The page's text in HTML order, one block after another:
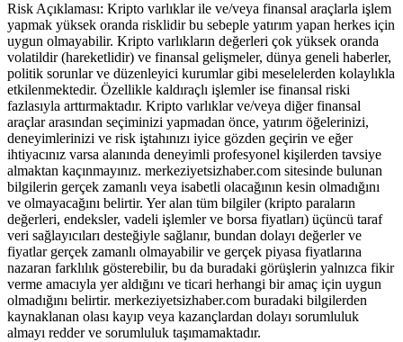
Risk Açıklaması: Kripto varlıklar ile ve/veya finansal araçlarla işlem
yapmak yüksek oranda risklidir bu sebeple yatırım yapan herkes için
uygun olmayabilir. Kripto varlıkların değerleri çok yüksek oranda
volatildir (hareketlidir) ve finansal gelişmeler, dünya geneli haberler,
politik sorunlar ve düzenleyici kurumlar gibi meselelerden kolaylıkla
etkilenmektedir. Özellikle kaldıraçlı işlemler ise finansal riski
fazlasıyla arttırmaktadır. Kripto varlıklar ve/veya diğer finansal
araçlar arasından seçiminizi yapmadan önce, yatırım öğelerinizi,
deneyimlerinizi ve risk iştahınızı iyice gözden geçirin ve eğer
ihtiyacınız varsa alanında deneyimli profesyonel kişilerden tavsiye
almaktan kaçınmayınız. merkeziyetsizhaber.com sitesinde bulunan
bilgilerin gerçek zamanlı veya isabetli olacağının kesin olmadığını
ve olmayacağını belirtir. Yer alan tüm bilgiler (kripto paraların
değerleri, endeksler, vadeli işlemler ve borsa fiyatları) üçüncü taraf
veri sağlayıcıları desteğiyle sağlanır, bundan dolayı değerler ve
fiyatlar gerçek zamanlı olmayabilir ve gerçek piyasa fiyatlarına
nazaran farklılık gösterebilir, bu da buradaki görüşlerin yalnızca fikir
verme amacıyla yer aldığını ve ticari herhangi bir amaç için uygun
olmadığını belirtir. merkeziyetsizhaber.com buradaki bilgilerden
kaynaklanan olası kayıp veya kazançlardan dolayı sorumluluk
almayı redder ve sorumluluk taşımamaktadır.